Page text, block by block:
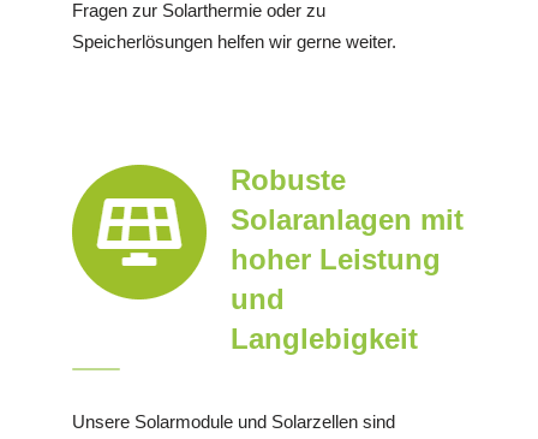
Fragen zur Solarthermie oder zu
Speicherlösungen helfen wir gerne weiter.
Robuste
Solaranlagen mit
hoher Leistung
und
Langlebigkeit
Unsere Solarmodule und Solarzellen sind